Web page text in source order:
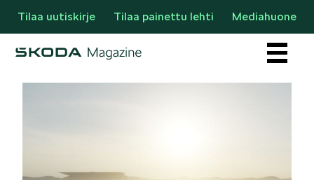
Tilaa uutiskirje Tilaa painettu lehti Mediahuone